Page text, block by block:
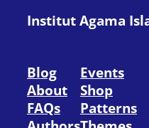
Institut Agama
Blog
About
FAQs
Events
Shop
Patterns